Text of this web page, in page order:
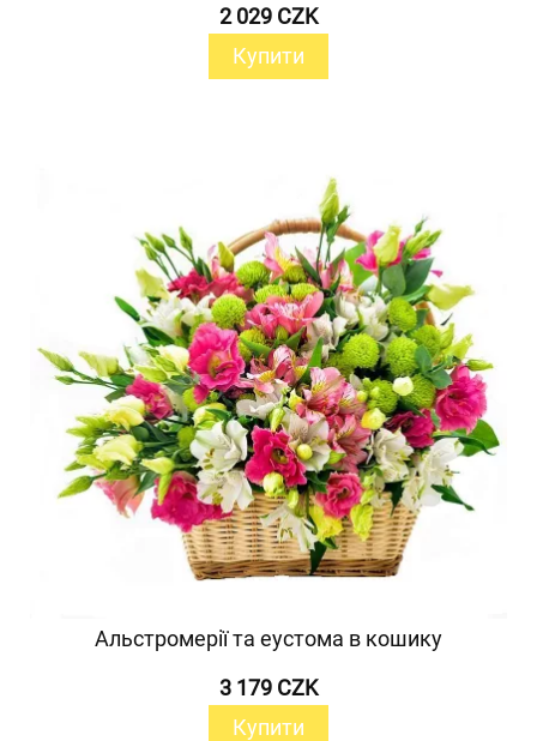
2 029 CZK
Купити
Альстромерії та еустома в кошику
3 179 CZK
Купити